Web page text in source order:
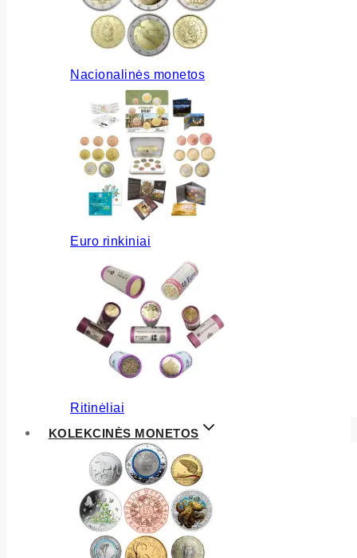
Nacionalinės monetos
Euro rinkiniai
Ritinėliai
KOLEKCINĖS MONETOS